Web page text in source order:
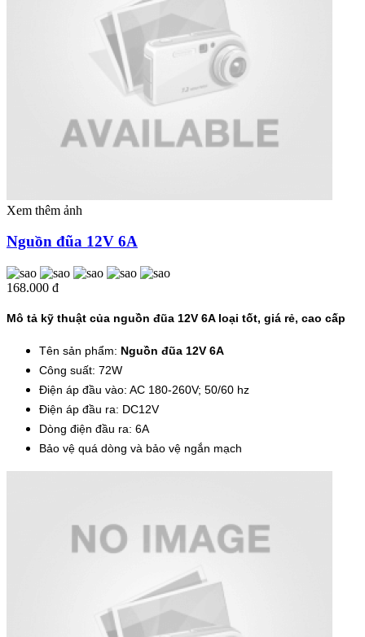
Xem thêm ảnh
Nguồn đũa 12V 6A
168.000 đ
Mô tả kỹ thuật của nguồn đũa 12V 6A loại tốt, giá rẻ, cao cấp
Tên sản phẩm: Nguồn đũa 12V 6A
Công suất: 72W
Điện áp đầu vào: AC 180-260V; 50/60 hz
Điện áp đầu ra: DC12V
Dòng điện đầu ra: 6A
Bảo vệ quá dòng và bảo vệ ngắn mạch